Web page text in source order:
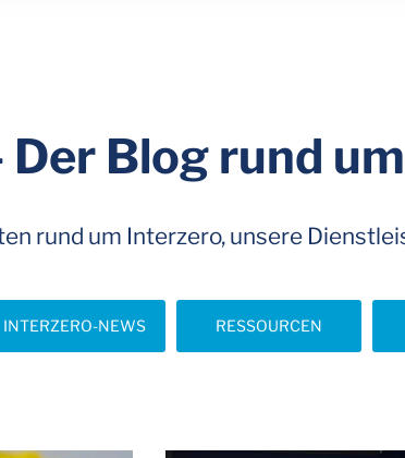
Der Blog rund
rund um Interzero, unsere
INTERZERO-NEWS RESSOURCEN